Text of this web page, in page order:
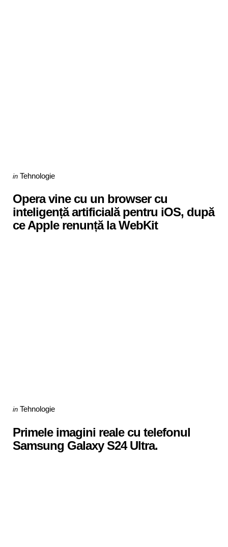
Categories
Posted
in Tehnologie
Opera vine cu un browser cu
inteligență artificială pentru iOS, după
ce Apple renunță la WebKit
Categories
Posted
in Tehnologie
Primele imagini reale cu telefonul
Samsung Galaxy S24 Ultra.